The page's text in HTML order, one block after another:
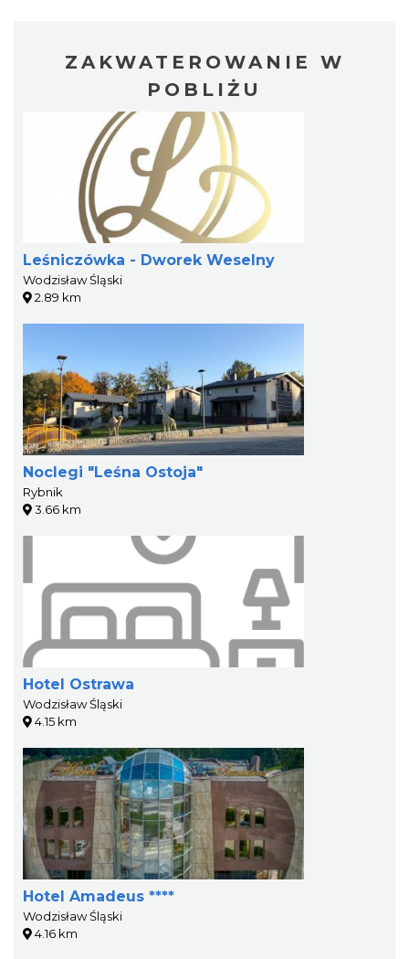
ZAKWATEROWANIE W
POBLIŻU
Leśniczówka - Dworek Weselny
Wodzisław Śląski
2.89 km
Noclegi "Leśna Ostoja"
Rybnik
3.66 km
Hotel Ostrawa
Wodzisław Śląski
4.15 km
Hotel Amadeus ****
Wodzisław Śląski
4.16 km